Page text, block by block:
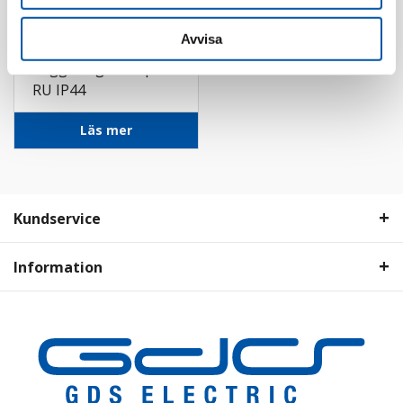
Avvisa
RU IP44
Läs mer
Kundservice
Information